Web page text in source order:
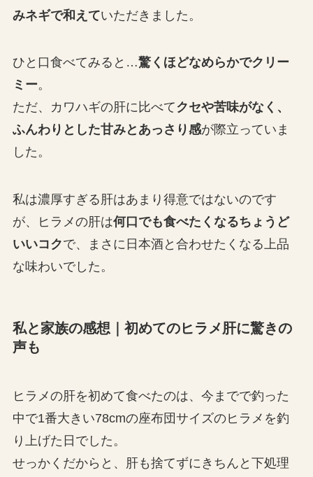
みネギで和えていただきました。
ひと口食べてみると…驚くほどなめらかでクリー
ミー。
ただ、カワハギの肝に比べてクセや苦味がなく、
ふんわりとした甘みとあっさり感が際立っていま
した。
私は濃厚すぎる肝はあまり得意ではないのです
が、ヒラメの肝は何口でも食べたくなるちょうど
いいコクで、まさに日本酒と合わせたくなる上品
な味わいでした。
私と家族の感想｜初めてのヒラメ肝に驚きの
声も
ヒラメの肝を初めて食べたのは、今までで釣った
中で1番大きい78cmの座布団サイズのヒラメを釣
り上げた日でした。
せっかくだからと、肝も捨てずにきちんと下処理